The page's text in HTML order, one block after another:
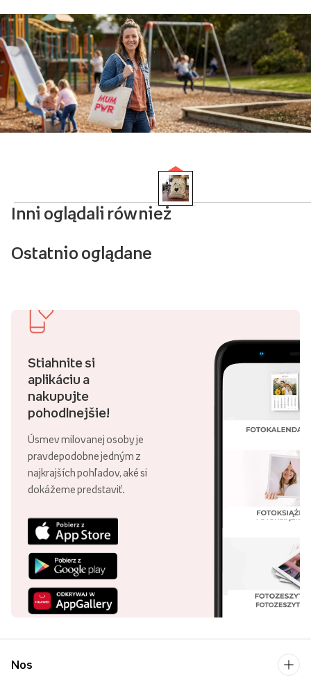
Inni oglądali również
Ostatnio oglądane
Stiahnite si
aplikáciu a
nakupujte
pohodlnejšie!
Úsmev milovanej osoby je
pravdepodobne jedným z
najkrajších pohľadov, aké si
dokážeme predstaviť.
Nos